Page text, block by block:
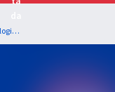
IFAL - Instituto Federal de Educação, Ciência e Tecnologia de Alagoas - Professor do Ensino Básico, Técnico e Tecnológico - EBTT: Contabilidade (Módulo Especial)